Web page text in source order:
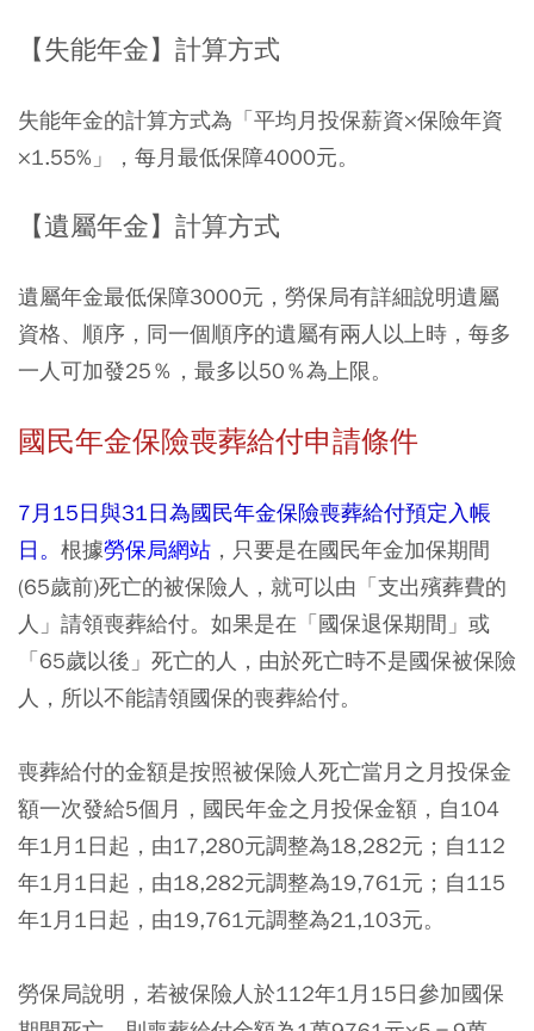
【失能年金】計算方式
失能年金的計算方式為「平均月投保薪資×保險年資
×1.55%」，每月最低保障4000元。
【遺屬年金】計算方式
遺屬年金最低保障3000元，勞保局有詳細說明遺屬
資格、順序，同一個順序的遺屬有兩人以上時，每多
一人可加發25％，最多以50％為上限。
國民年金保險喪葬給付申請條件
7月15日與31日為國民年金保險喪葬給付預定入帳
日。 根據勞保局網站 ，只要是在國民年金加保期間
(65歲前)死亡的被保險人，就可以由「支出殯葬費的
人」請領喪葬給付。如果是在「國保退保期間」或
「65歲以後」死亡的人，由於死亡時不是國保被保險
人，所以不能請領國保的喪葬給付。
喪葬給付的金額是按照被保險人死亡當月之月投保金
額一次發給5個月，國民年金之月投保金額，自104
年1月1日起，由17,280元調整為18,282元；自112
年1月1日起，由18,282元調整為19,761元；自115
年1月1日起，由19,761元調整為21,103元。
勞保局說明，若被保險人於112年1月15日參加國保